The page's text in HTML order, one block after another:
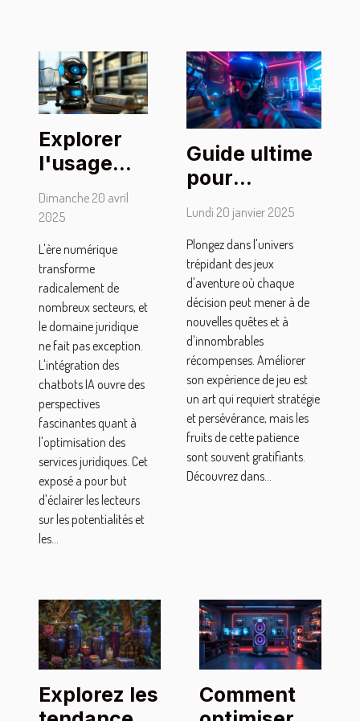
Explorer
l'usage
des
chatbots
domaine
juridique
Dimanche 20 avril
2025
L'ère numérique
transforme
radicalement de
nombreux secteurs, et
le domaine juridique
ne fait pas exception.
L'intégration des
chatbots IA ouvre des
perspectives
fascinantes quant à
l'optimisation des
services juridiques. Cet
exposé a pour but
d'éclairer les lecteurs
sur les potentialités et
les...
Guide ultime
pour
maximiser
récompenses
dans les jeux
d'aventure
Lundi 20 janvier 2025
Plongez dans l'univers
trépidant des jeux
d'aventure où chaque
décision peut mener à de
nouvelles quêtes et à
d'innombrables
récompenses. Améliorer
son expérience de jeu est
un art qui requiert stratégie
et persévérance, mais les
fruits de cette patience
sont souvent gratifiants.
Découvrez dans...
Explorez les
Comment